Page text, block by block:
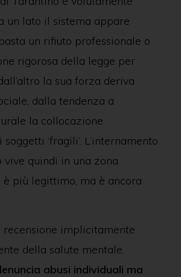
un lato il sistema appare
un rifiuto professionale o
rigorosa della legge per
la sua forza deriva
dalla tendenza a
la collocazione
‘fragili’. L’internamento
vive quindi in una zona
è più legittimo, ma è ancora
recensione implicitamente
della salute mentale.
abusi individuali ma